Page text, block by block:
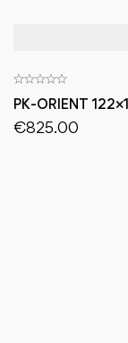
PK-ORIENT
€825.00